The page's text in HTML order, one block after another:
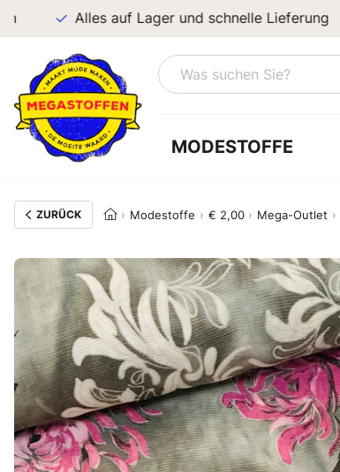
Alles auf Lager und schnelle Lieferung
MODESTOFFE
ZURÜCK Modestoffe € 2,00 Mega-Outlet